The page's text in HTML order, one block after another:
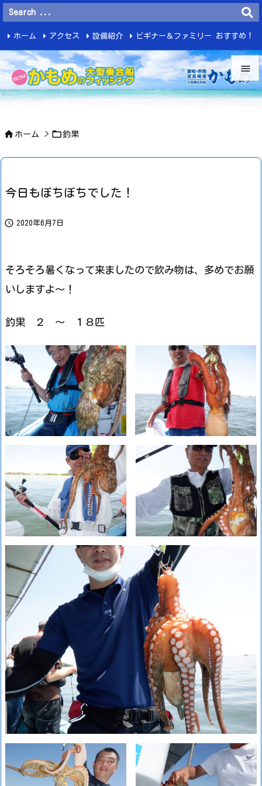


ホーム アクセス 設備紹介 ビギナー＆ファミリー おすすめ！
釣 果
 ホーム > 釣果
今日もぼちぼちでした！
 2020年6月7日
そろそろ暑くなって来ましたので飲み物は、多めでお願
いしますよ～！
釣果 ２ ～ １８匹